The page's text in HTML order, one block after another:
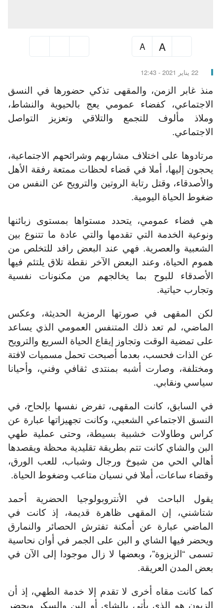
منذ غابر الزمن، والمقهى تذكي حضورها في النسق
الاجتماعي، كفضاء عمومي يعج بالحيوية والنشاط،
وملاذ مألوف للتجمع والتلاقي وتعزيز التواصل
الاجتماعي.
مرتادوها على اختلاف مشاربهم وشرائحهم الاجتماعية،
يحجون إليها، أملا في قضاء لحظات ممتعة رفقة الأهل
والأصدقاء، وقتل رتابة الروتين والترويح عن النفس من
ضغوط الحياة اليومية.
هي فضاء عمومي، يتحدد مستواها بمستوى زبائنها
ونوعية الخدمة التي تقدمها والتي عادة ما تتنوع بين
الشعبية والعصرية. فهي عند البعض رافد للتخلص من
هموم الحياة، وعند البعض الآخر نقطة تلاق يلتئم فيها
الأصدقاء للبوح بما يخالجهم من مكنونات نفسية
وتجارب حياتية.
لكن المقهى في صورتها الرمزية الحديثة، وعكس
الماضي، لم تعد ذلك المتنفس العمومي الذي يساعد
على تمضية الوقت وتجاوز إيقاع الحياة السريع والترويح
عن الذات فحسب، بعدما أصبحت تحمل مسميات لافتة
ومختلفة، وصارت أشبه بمنتدى ثقافي وفني، وأحيانا
سياسي ونقابي.
في السابق، كانت المقهى، تفرض نفسها بإلحاح، في
النسق الاجتماعي الشعبي، وكانت تجهيزاتها عبارة عن
كراس وطاولات خشبية بسيطة، وحتى عملية طهي
البن والشاي كانت تتم بطريقة تقليدية محظة ويقصدها
أهالي الحي من شيوخ ورجال وشباب، للعب الورق،
وقضاء ساعات، أملا في نسيان متاعب وضغوط الحياة.
يقول الباحث في الأنتروبولوجيا الحضرية أحمد
شتاشني، إن المقهى ظاهرة قديمة، إذ كانت في
الماضي عبارة عن أمكنة تفترش الحصائر والنمارق
ويحضر فيها الشاي و البن على الجمر في أوان نحاسية
تسمى “الزيزوة”، وبعضها لا زال موجودا إلى الآن في
بعض المدن العريقة.
كما كانت مقاه أخرى لا تقدم إلا خدمة الطهي، إذ أن
الزبون هو الذي يأتي بالشاي أو البن والسكر ويحضر
A
A